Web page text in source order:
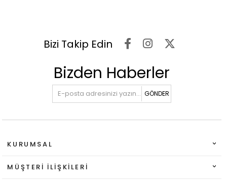
Bizi Takip Edin
Bizden Haberler
GÖNDER
KURUMSAL
MÜŞTERI İLIŞKILERI